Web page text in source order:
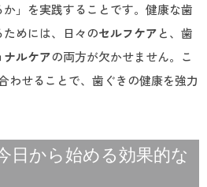
」を実践することです。健康な歯
めには、日々のセルフケアと、歯
ナルケアの両方が欠かせません。こ
わせることで、歯ぐきの健康を強力
日から始める効果的な